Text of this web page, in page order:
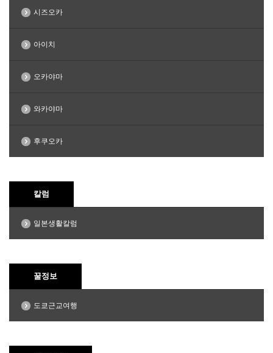
시즈오카
아이치
오카야마
와카야마
후쿠오카
칼럼
일본생활칼럼
꿀정보
도쿄근교여행